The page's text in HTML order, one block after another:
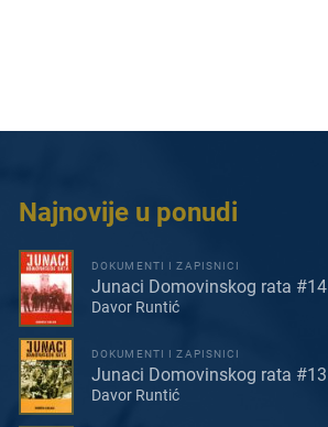
Najnovije u ponudi
DOKUMENTI I ZAPISNICI
Junaci Domovinskog rata #14
Davor Runtić
DOKUMENTI I ZAPISNICI
Junaci Domovinskog rata #13
Davor Runtić